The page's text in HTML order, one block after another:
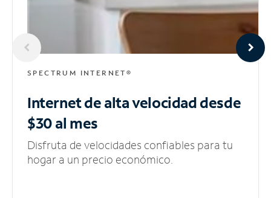
SPECTRUM INTERNET®
Internet de alta velocidaddesde
$30 al mes
Disfruta de velocidades confiables para tu
hogar a un precio económico.